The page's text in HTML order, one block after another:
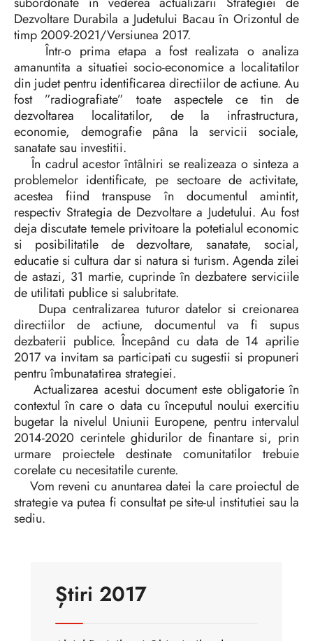
Dezvoltare Durabila a Judetului Bacau în Orizontul de
timp 2009-2021/Versiunea 2017.
Într-o prima etapa a fost realizata o analiza
amanuntita a situatiei socio-economice a localitatilor
din judet pentru identificarea directiilor de actiune. Au
fost ”radiografiate” toate aspectele ce tin de
dezvoltarea localitatilor, de la infrastructura,
economie, demografie pâna la servicii sociale,
sanatate sau investitii.
În cadrul acestor întâlniri se realizeaza o sinteza a
problemelor identificate, pe sectoare de activitate,
acestea fiind transpuse în documentul amintit,
respectiv Strategia de Dezvoltare a Judetului. Au fost
deja discutate temele privitoare la potetialul economic
si posibilitatile de dezvoltare, sanatate, social,
educatie si cultura dar si natura si turism. Agenda zilei
de astazi, 31 martie, cuprinde în dezbatere serviciile
de utilitati publice si salubritate.
Dupa centralizarea tuturor datelor si creionarea
directiilor de actiune, documentul va fi supus
dezbaterii publice. Începând cu data de 14 aprilie
2017 va invitam sa participati cu sugestii si propuneri
pentru îmbunatatirea strategiei.
Actualizarea acestui document este obligatorie în
contextul în care o data cu începutul noului exercitiu
bugetar la nivelul Uniunii Europene, pentru intervalul
2014-2020 cerintele ghidurilor de finantare si, prin
urmare proiectele destinate comunitatilor trebuie
corelate cu necesitatile curente.
Vom reveni cu anuntarea datei la care proiectul de
strategie va putea fi consultat pe site-ul institutiei sau la
sediu.
Știri 2017